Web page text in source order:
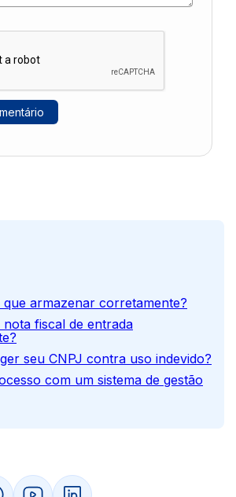
armazenar corretamente?
nota fiscal de entrada
seu CNPJ contra uso indevido?
com um sistema de gestão